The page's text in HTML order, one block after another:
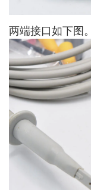
两端接口如下图。